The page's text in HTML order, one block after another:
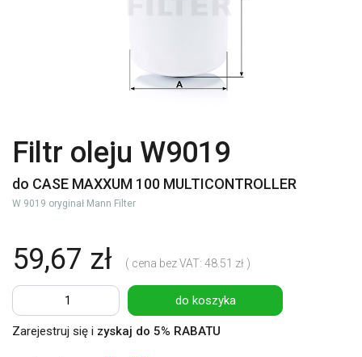
Filtr oleju W9019
do CASE MAXXUM 100 MULTICONTROLLER
W 9019 oryginał Mann Filter
59,67 zł ( cena bez VAT: 48.51 zł )
do koszyka
Zarejestruj się i zyskaj do 5% RABATU